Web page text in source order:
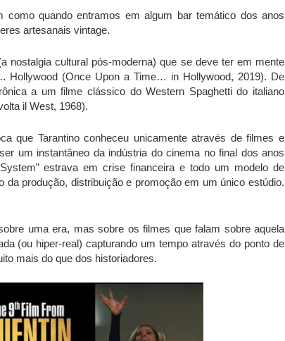
como quando entramos em algum bar temático dos anos
artesanais vintage.
nostalgia cultural pós-moderna) que se deve ter em mente
(Once Upon a Time… in Hollywood, 2019). De
a um filme clássico do Western Spaghetti do italiano
il West, 1968).
que Tarantino conheceu unicamente através de filmes e
um instantâneo da indústria do cinema no final dos anos
estrava em crise financeira e todo um modelo de
produção, distribuição e promoção em um único estúdio.
uma era, mas sobre os filmes que falam sobre aquela
(ou hiper-real) capturando um tempo através do ponto de
mais do que dos historiadores.